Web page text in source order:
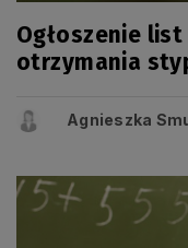
Ogłoszenie
otrzymania
Agnieszka